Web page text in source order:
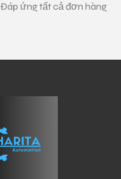
Đáp ứng tất cả đơn hàng